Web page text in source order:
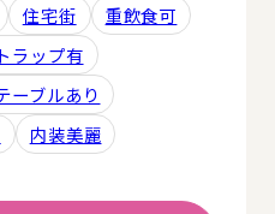
住宅街
重飲食可
ラップ有
ーブルあり
内装美麗